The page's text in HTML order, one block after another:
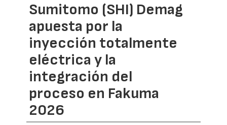
Sumitomo (SHI) Demag
apuesta por la
inyección totalmente
eléctrica y la
integración del
proceso en Fakuma
2026